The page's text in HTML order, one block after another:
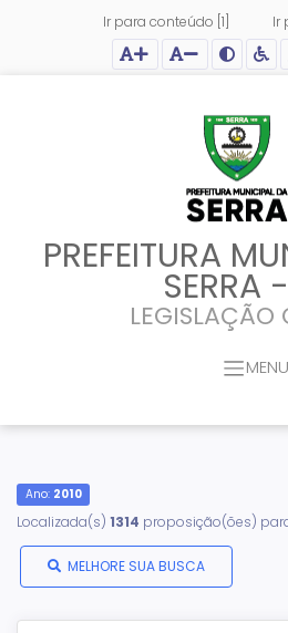
Ir para conteúdo [1] Ir
Ação para aumentar tamanho da fonte do
Ação para diminuir tamanho
Ação paraAcessar
PREFEITURA
SERRA
LEGISLAÇÃO
MENU
Ano: 2010
Localizada(s) 1314 proposição(ões)
MELHORE SUA BUSCA